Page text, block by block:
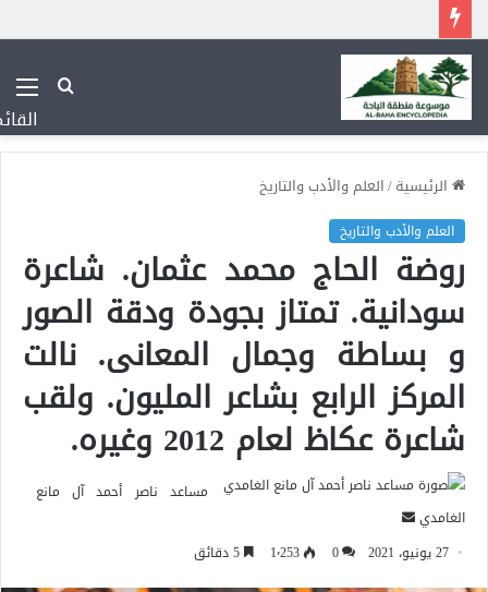
بحث
الرئيسية/العلم والأدب والتاريخ
العلم والأدب والتاريخ
روضة الحاج محمد عثمان. شاعرة
سودانية. تمتاز بجودة ودقة الصور
و بساطة وجمال المعانى. نالت
المركز الرابع بشاعر المليون. ولقب
شاعرة عكاظ لعام 2012 وغيره.
مساعد ناصر أحمد آل مانع
الغامدي
أرسل
بريدا
27 يونيو، 2021 0 1٬253